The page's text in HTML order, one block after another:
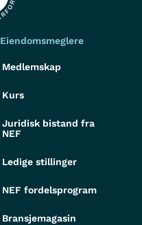
Eiendomsmeglere
Medlemskap
Kurs
Juridisk bistand fra
NEF
Ledige stillinger
NEF fordelsprogram
Bransjemagasin